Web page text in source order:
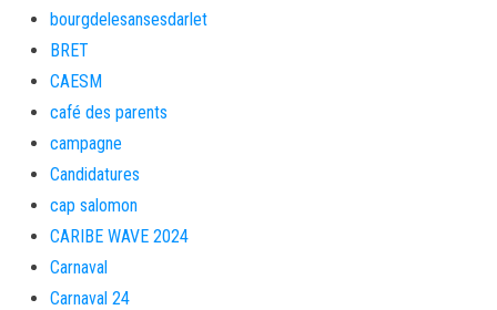
bourgdelesansesdarlet
BRET
CAESM
café des parents
campagne
Candidatures
cap salomon
CARIBE WAVE 2024
Carnaval
Carnaval 24